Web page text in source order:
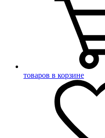
товаров в корзине